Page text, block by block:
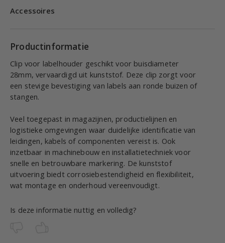
Accessoires
Productinformatie
Clip voor labelhouder geschikt voor buisdiameter
28mm, vervaardigd uit kunststof. Deze clip zorgt voor
een stevige bevestiging van labels aan ronde buizen of
stangen.
Veel toegepast in magazijnen, productielijnen en
logistieke omgevingen waar duidelijke identificatie van
leidingen, kabels of componenten vereist is. Ook
inzetbaar in machinebouw en installatietechniek voor
snelle en betrouwbare markering. De kunststof
uitvoering biedt corrosiebestendigheid en flexibiliteit,
wat montage en onderhoud vereenvoudigt.
Is deze informatie nuttig en volledig?